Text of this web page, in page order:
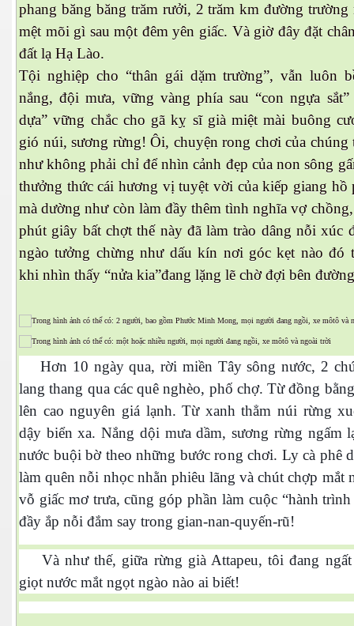
phang băng băng trăm rưởi, 2 trăm km đường trường
mệt mõi gì sau một đêm yên giấc. Và giờ đây đặt
đất lạ Hạ Lào.
Tội nghiệp cho “thân gái dặm trường”, vẫn luôn
nắng, đội mưa, vững vàng phía sau “con ngựa sắt”
dựa” vững chắc cho gã kỵ sĩ già miệt mài buông
gió núi, sương rừng! Ôi, chuyện rong chơi của chúng
như không phải chỉ để nhìn cảnh đẹp của non sông
thưởng thức cái hương vị tuyệt vời của kiếp giang hồ
mà dường như còn làm đầy thêm tình nghĩa vợ
phút giây bất chợt thế này đã làm trào dâng nỗi xúc
ngào tưởng chừng như dấu kín nơi góc kẹt nào đó
khi nhìn thấy “nửa kia”đang lặng lẽ chờ đợi bên
Hơn 10 ngày qua, rời miền Tây sông nước, 2
lang thang qua các quê nghèo, phố chợ. Từ đồng
lên cao nguyên giá lạnh. Từ xanh thẳm núi rừng
dậy biển xa. Nắng dội mưa dầm, sương rừng ngấm
nước buội bờ theo những bước rong chơi. Ly cà phê
làm quên nỗi nhọc nhằn phiêu lãng và chút chợp mắt
vỗ giấc mơ trưa, cũng góp phần làm cuộc “hành
đầy ắp nỗi đắm say trong gian-nan-quyến-rũ!
Và như thế, giữa rừng già Attapeu, tôi đang
giọt nước mắt ngọt ngào nào ai biết!
Hạng